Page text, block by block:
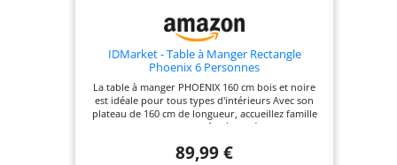
IDMarket - Table à Manger Rectangle
Phoenix 6 Personnes
La table à manger PHOENIX 160 cm bois et noire
est idéale pour tous types d'intérieurs Avec son
plateau de 160 cm de longueur, accueillez famille
et amis ! Aspect cossu grâce à son épais plateau
Design effet loft ultra tendance avec bande
89,99 €